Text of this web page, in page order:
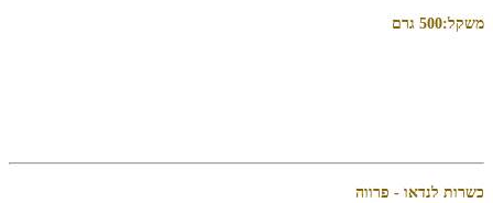
משקל:500 גרם
כשרות לנדאו - פרווה